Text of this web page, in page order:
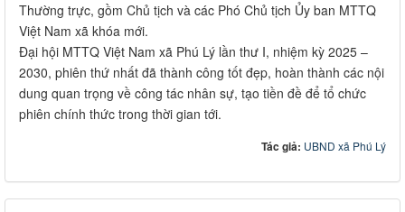
Thường trực, gồm Chủ tịch và các Phó Chủ tịch Ủy ban MTTQ
Việt Nam xã khóa mới.
Đại hội MTTQ Việt Nam xã Phú Lý lần thư I, nhiệm kỳ 2025 –
2030, phiên thứ nhất đã thành công tốt đẹp, hoàn thành các nội
dung quan trọng về công tác nhân sự, tạo tiền đề để tổ chức
phiên chính thức trong thời gian tới.
Tác giả: UBND xã Phú Lý